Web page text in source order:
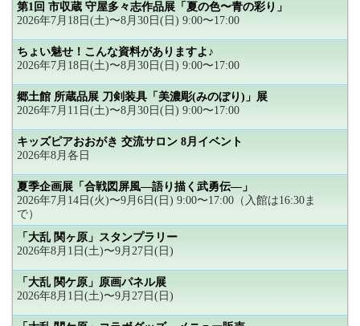
第1回 市収蔵 守屋多々志作品展「夏の色〜青の彩り」
2026年7月18日(土)〜8月30日(日) 9:00〜17:00
ちょい魅せ！こんな資料がありますよ♪
2026年7月18日(土)〜8月30日(日) 9:00〜17:00
郷土館 所蔵品展 刀剣装具「美濃彫(みのぼり)」展
2026年7月11日(土)〜8月30日(日) 9:00〜17:00
キッズピアおおがき 交流サロン 8月イベント
2026年8月各日
夏季企画展「合戦図屏風―語り描く武勇伝―」
2026年7月14日(火)〜9月6日(日) 9:00〜17:00（入館は16:30ま
で）
「大乱 関ヶ原」スタンプラリー
2026年8月1日(土)〜9月27日(日)
「大乱 関ケ原」原画パネル展
2026年8月1日(土)〜9月27日(日)